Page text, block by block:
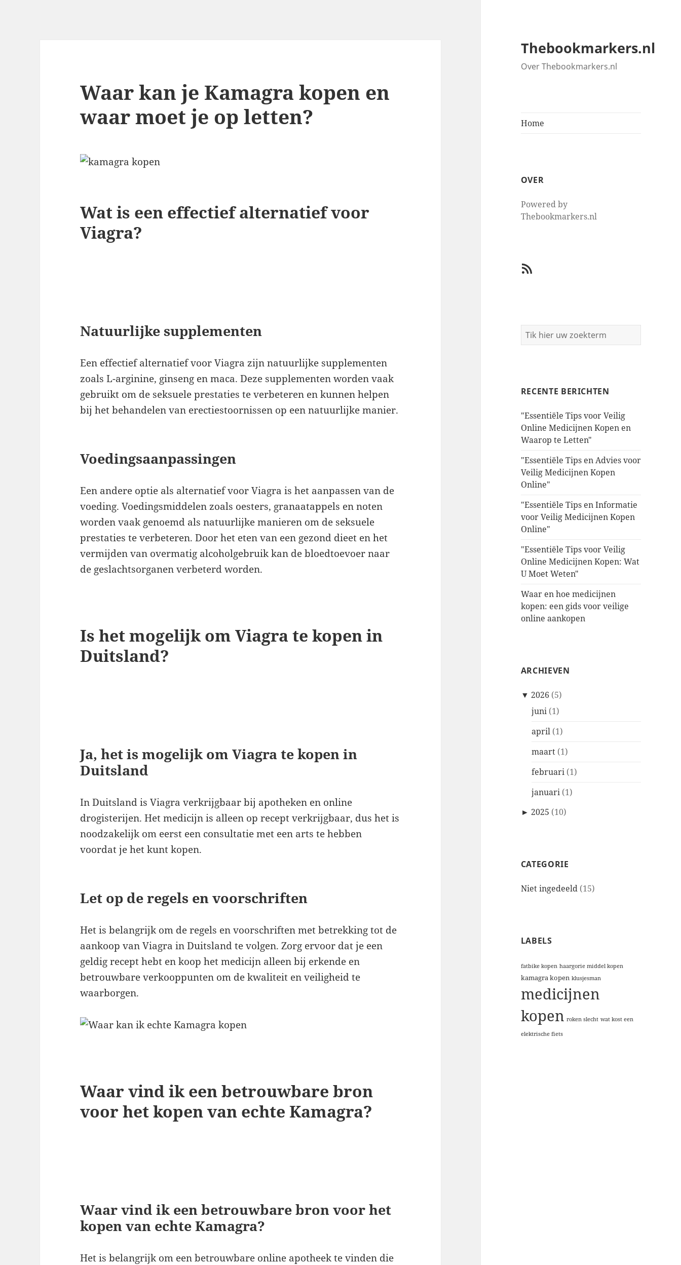
Thebookmarkers.nl
Over Thebookmarkers.nl
Home
OVER
Powered by
Thebookmarkers.nl
RSS
RECENTE BERICHTEN
"Essentiële Tips voor Veilig
Online Medicijnen Kopen en
Waarop te Letten"
"Essentiële Tips en Advies voor
Veilig Medicijnen Kopen
Online"
"Essentiële Tips en Informatie
voor Veilig Medicijnen Kopen
Online"
"Essentiële Tips voor Veilig
Online Medicijnen Kopen: Wat
U Moet Weten"
Waar en hoe medicijnen
kopen: een gids voor veilige
online aankopen
ARCHIEVEN
▼ 2026 (5)
juni (1)
april (1)
maart (1)
februari (1)
januari (1)
► 2025 (10)
CATEGORIE
Niet ingedeeld (15)
LABELS
fatbike kopen haargorie middel kopen
kamagra kopen klusjesman
medicijnen
kopen roken slecht wat kost een
elektrische fiets
Waar kan je Kamagra kopen en
waar moet je op letten?
Wat is een effectief alternatief voor
Viagra?
Natuurlijke supplementen
Een effectief alternatief voor Viagra zijn natuurlijke supplementen
zoals L-arginine, ginseng en maca. Deze supplementen worden vaak
gebruikt om de seksuele prestaties te verbeteren en kunnen helpen
bij het behandelen van erectiestoornissen op een natuurlijke manier.
Voedingsaanpassingen
Een andere optie als alternatief voor Viagra is het aanpassen van de
voeding. Voedingsmiddelen zoals oesters, granaatappels en noten
worden vaak genoemd als natuurlijke manieren om de seksuele
prestaties te verbeteren. Door het eten van een gezond dieet en het
vermijden van overmatig alcoholgebruik kan de bloedtoevoer naar
de geslachtsorganen verbeterd worden.
Is het mogelijk om Viagra te kopen in
Duitsland?
Ja, het is mogelijk om Viagra te kopen in
Duitsland
In Duitsland is Viagra verkrijgbaar bij apotheken en online
drogisterijen. Het medicijn is alleen op recept verkrijgbaar, dus het is
noodzakelijk om eerst een consultatie met een arts te hebben
voordat je het kunt kopen.
Let op de regels en voorschriften
Het is belangrijk om de regels en voorschriften met betrekking tot de
aankoop van Viagra in Duitsland te volgen. Zorg ervoor dat je een
geldig recept hebt en koop het medicijn alleen bij erkende en
betrouwbare verkooppunten om de kwaliteit en veiligheid te
waarborgen.
Waar vind ik een betrouwbare bron
voor het kopen van echte Kamagra?
Waar vind ik een betrouwbare bron voor het
kopen van echte Kamagra?
Het is belangrijk om een betrouwbare online apotheek te vinden die